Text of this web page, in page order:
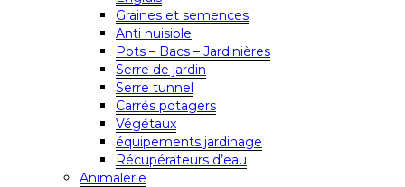
Graines et semences
Anti nuisible
Pots – Bacs – Jardinières
Serre de jardin
Serre tunnel
Carrés potagers
Végétaux
équipements jardinage
Récupérateurs d’eau
Animalerie